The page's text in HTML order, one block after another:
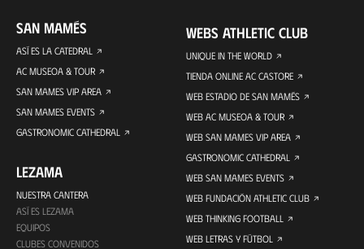
SAN MAMÉS
ASÍ ES LA CATEDRAL
AC MUSEOA & TOUR
SAN MAMES VIP AREA
SAN MAMES EVENTS
GASTRONOMIC CATHEDRAL
LEZAMA
NUESTRA CANTERA
ASÍ ES LEZAMA
EQUIPOS
CLUBES CONVENIDOS
WEBS ATHLETIC CLUB
UNIQUE IN THE WORLD
TIENDA ONLINE AC CASTORE
WEB ESTADIO DE SAN MAMÉS
WEB AC MUSEOA & TOUR
WEB SAN MAMES VIP AREA
GASTRONOMIC CATHEDRAL
WEB SAN MAMES EVENTS
WEB FUNDACIÓN ATHLETIC CLUB
WEB THINKING FOOTBALL
WEB LETRAS Y FÚTBOL